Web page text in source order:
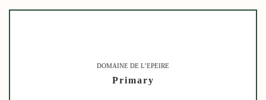
DOMAINE DE L’EPEIRE
Primary